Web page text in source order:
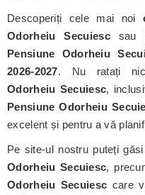
Descoperiți cele mai noi
Odorheiu Secuiescsau
Pensiune Odorheiu
2026-2027. Nu ratați
Odorheiu Secuiesc,
Pensiune Odorheiu
excelent și pentru a vă
Pe site-ul nostru puteți
Odorheiu Secuiesc,
Odorheiu Secuiesc care